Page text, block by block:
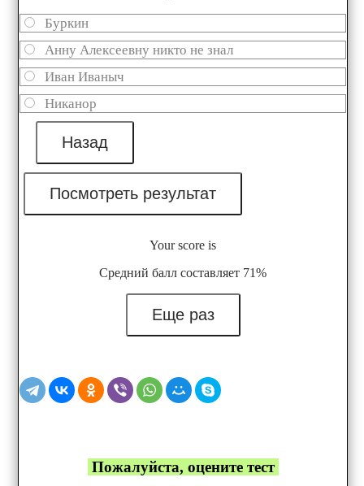
Буркин
Анну Алексеевну никто не знал
Иван Иваныч
Никанор
Your score is
Средний балл составляет 71%
Еще раз
Пожалуйста, оцените тест